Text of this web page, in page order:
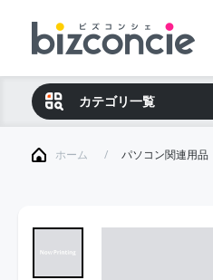
カテゴリ一覧
ホーム パソコン関連用品